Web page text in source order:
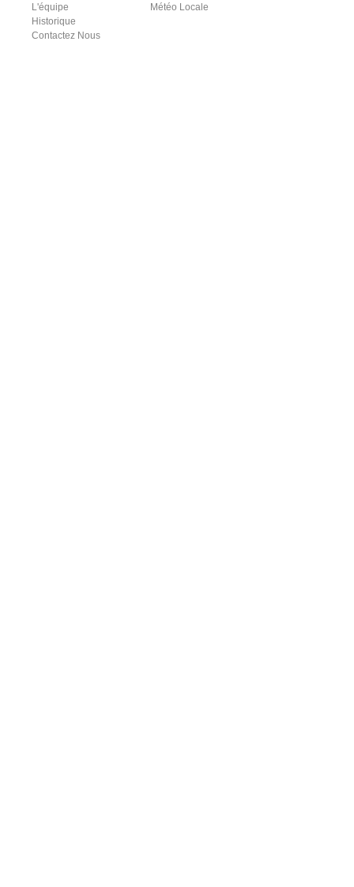
L'équipe
Historique
Contactez Nous
Météo Locale